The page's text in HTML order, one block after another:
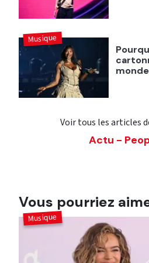
Musique
Voir tous les articles
Actu -
Vous pourriez
Musique